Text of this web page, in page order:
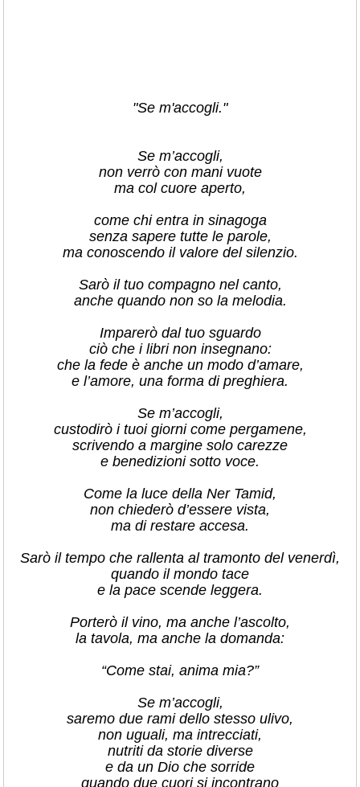
"Se m'accogli."
Se m’accogli,
non verrò con mani vuote
ma col cuore aperto,
come chi entra in sinagoga
senza sapere tutte le parole,
ma conoscendo il valore del silenzio.
Sarò il tuo compagno nel canto,
anche quando non so la melodia.
Imparerò dal tuo sguardo
ciò che i libri non insegnano:
che la fede è anche un modo d’amare,
e l’amore, una forma di preghiera.
Se m’accogli,
custodirò i tuoi giorni come pergamene,
scrivendo a margine solo carezze
e benedizioni sotto voce.
Come la luce della Ner Tamid,
non chiederò d’essere vista,
ma di restare accesa.
Sarò il tempo che rallenta al tramonto del venerdì,
quando il mondo tace
e la pace scende leggera.
Porterò il vino, ma anche l’ascolto,
la tavola, ma anche la domanda:
“Come stai, anima mia?”
Se m’accogli,
saremo due rami dello stesso ulivo,
non uguali, ma intrecciati,
nutriti da storie diverse
e da un Dio che sorride
quando due cuori si incontrano